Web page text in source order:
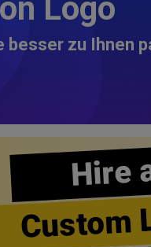
Logo
besser zu Ihnen
Hire
Custom